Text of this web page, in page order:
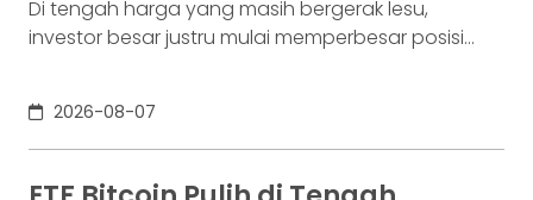
Di tengah harga yang masih bergerak lesu,
investor besar justru mulai memperbesar posisi
mengakumulasi Bitcoin (BTC), Ethereum (ETH), dan
XRP ketika harga berada di dekat atau bahkan di
bawah level biaya pembelian rata-rata pasar.
2026-08-07